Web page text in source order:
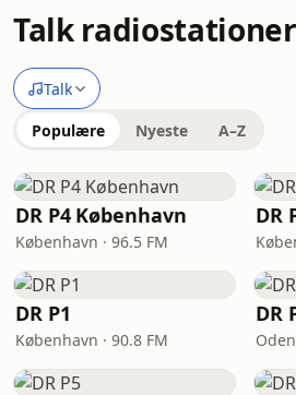
Talk radiostationer
Talk
Populære Nyeste A–Z
DR P4 København
København · 96.5 FM
DR
DR P1
København · 90.8 FM
DR